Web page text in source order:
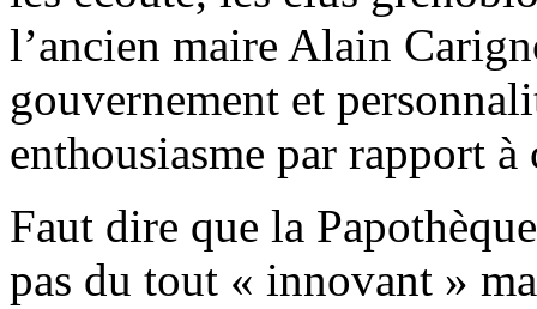
l’ancien maire Alain
gouvernement et
enthousiasme par rapport à
Faut dire que la
pas du tout « innovant »